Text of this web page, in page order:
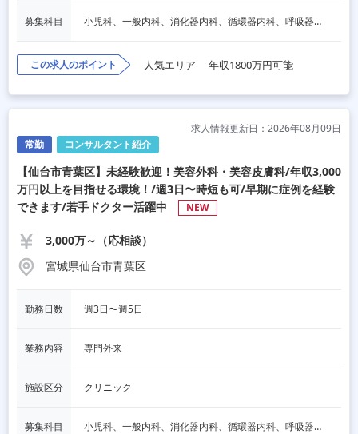
募集科目 小児科、一般内科、消化器内科、循環器内科、呼吸器内科、血液内科、心療内科、脳神経内科、内分泌内科、老人内科、一般外科、消化器外科、心臓外科、呼吸器外科、脳神経外科、整形外科、形成外科、リハビリテーション科、産婦人科、婦人科、精神科、眼科、耳鼻咽喉科、皮膚科、泌尿器科、放射線科、人工透析、麻酔科、美容外科、人間ドック・検診、その他
この求人のポイント 人気エリア 年収1800万円可能
常勤 コンサルタント紹介
求人情報更新日：2026年08月09日
【仙台市青葉区】未経験歓迎！美容外科・美容皮膚科/年収3,000
万円以上を目指せる環境！/週3日〜時短も可/早期に症例を経験
できます/若手ドクター活躍中
NEW
3,000万～（応相談）
宮城県仙台市青葉区
勤務日数 週3日〜週5日
業務内容 専門外来
施設区分 クリニック
募集科目 小児科、一般内科、消化器内科、循環器内科、呼吸器内科、血液内科、心療内科、脳神経内科、内分泌内科、老人内科、一般外科、消化器外科、心臓外科、呼吸器外科、脳神経外科、整形外科、形成外科、リハビリテーション科、産婦人科、婦人科、精神科、眼科、耳鼻咽喉科、皮膚科、泌尿器科、放射線科、人工透析、麻酔科、美容外科、人間ドック・検診、その他